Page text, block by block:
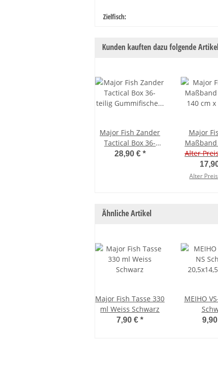
Produkteigenschaft
Wert
Zielfisch:
Kunden kauften dazu folgende
Major Fish Zander
Tactical Box 36-
teilig Gummifische
28,90 € *
Major
Maßband
140 cm x
Alter
Alter
Ähnliche Artikel
Major Fish Tasse 330
ml Weiss Schwarz
7,90 €*
MEIHO